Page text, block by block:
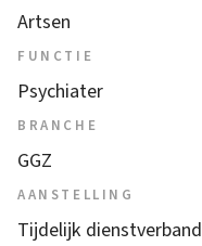
Artsen
FUNCTIE
Psychiater
BRANCHE
GGZ
AANSTELLING
Tijdelijk dienstverband